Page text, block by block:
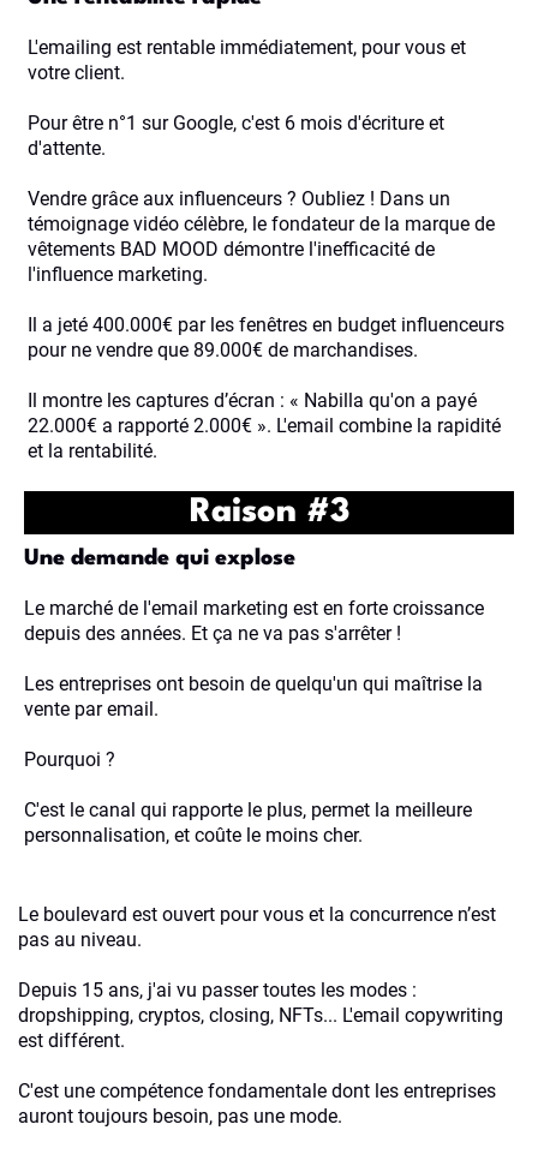
L'emailing est rentable immédiatement, pour vous et
votre client.
Pour être n°1 sur Google, c'est 6 mois d'écriture et
d'attente.
Vendre grâce aux influenceurs ? Oubliez ! Dans un
témoignage vidéo célèbre, le fondateur de la marque de
vêtements BAD MOOD démontre l'inefficacité de
l'influence marketing.
Il a jeté 400.000€ par les fenêtres en budget influenceurs
pour ne vendre que 89.000€ de marchandises.
Il montre les captures d’écran : « Nabilla qu'on a payé
22.000€ a rapporté 2.000€ ». L'email combine la rapidité
et la rentabilité.
Raison #3
Une demande qui explose
Le marché de l'email marketing est en forte croissance
depuis des années. Et ça ne va pas s'arrêter !
Les entreprises ont besoin de quelqu'un qui maîtrise la
vente par email.
Pourquoi ?
C'est le canal qui rapporte le plus, permet la meilleure
personnalisation, et coûte le moins cher.
Le boulevard est ouvert pour vous et la concurrence n’est
pas au niveau.
Depuis 15 ans, j'ai vu passer toutes les modes :
dropshipping, cryptos, closing, NFTs... L'email copywriting
est différent.
C'est une compétence fondamentale dont les entreprises
auront toujours besoin, pas une mode.